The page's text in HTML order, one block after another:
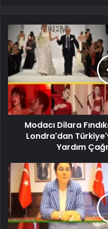
Modacı Dilara
Londra'dan
Yardım